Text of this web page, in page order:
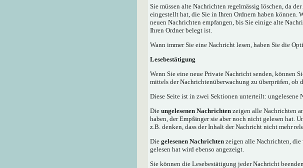
Sie müssen alte Nachrichten regelmässig löschen, da
eingestellt hat, die Sie in Ihren Ordnern haben können.
neuen Nachrichten empfangen, bis Sie einige alte
Ihren Ordner belegt ist.
Wann immer Sie eine Nachricht lesen, haben Sie die
Lesebestätigung
Wenn Sie eine neue Private Nachricht senden, können
mittels der Nachrichtenüberwachung zu überprüfen, ob
Diese Seite ist in zwei Sektionen unterteilt: ungelesene
Die ungelesenen Nachrichten zeigen alle Nachrichten
haben, der Empfänger sie aber noch nicht gelesen hat.
z.B. denken, dass der Inhalt der Nachricht nicht mehr
Die gelesenen Nachrichten zeigen alle Nachrichten, die
gelesen hat wird ebenso angezeigt.
Sie können die Lesebestätigung jeder Nachricht